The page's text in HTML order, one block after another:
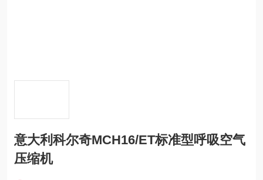
意大利科尔奇MCH16/ET标准型呼吸空气
压缩机